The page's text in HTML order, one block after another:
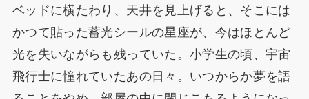
ベッドに横たわり、天井を見上げると、そこには
かつて貼った蓄光シールの星座が、今はほとんど
光を失いながらも残っていた。小学生の頃、宇宙
飛行士に憧れていたあの日々。いつからか夢を語